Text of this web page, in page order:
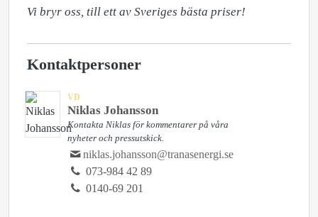
Vi bryr oss, till ett av Sveriges bästa priser!
Kontaktpersoner
VD
Niklas Johansson
Kontakta Niklas för kommentarer på våra
nyheter och pressutskick.
niklas.johansson@tranasenergi.se
073-984 42 89
0140-69 201